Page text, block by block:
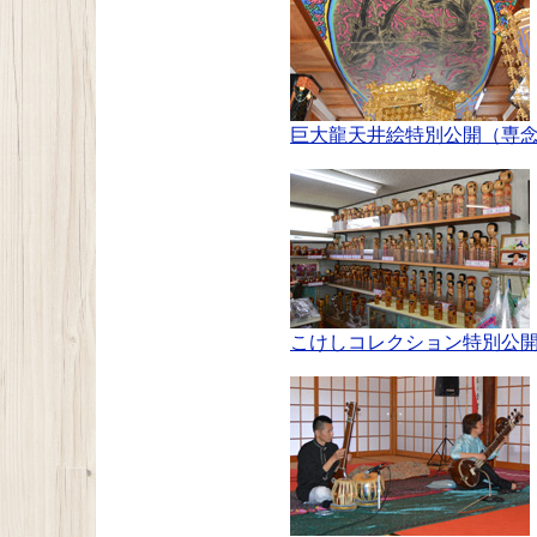
巨大龍天井絵特別公開（専念
こけしコレクション特別公